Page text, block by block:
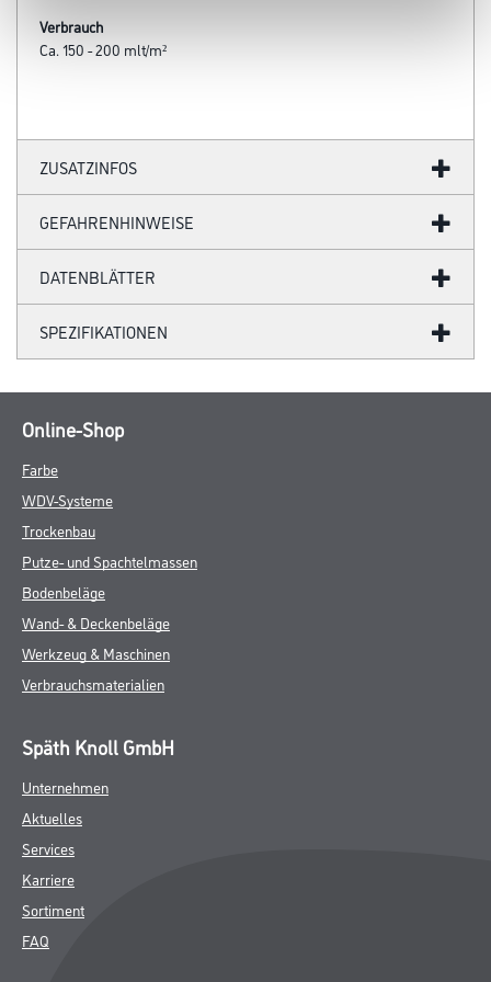
Verbrauch
Ca. 150 - 200 mlt/m²
ZUSATZINFOS
GEFAHRENHINWEISE
DATENBLÄTTER
SPEZIFIKATIONEN
Online-Shop
Farbe
WDV-Systeme
Trockenbau
Putze- und Spachtelmassen
Bodenbeläge
Wand- & Deckenbeläge
Werkzeug & Maschinen
Verbrauchsmaterialien
Späth Knoll GmbH
Unternehmen
Aktuelles
Services
Karriere
Sortiment
FAQ